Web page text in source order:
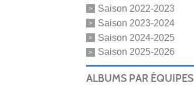
Saison 2022-2023
Saison 2023-2024
Saison 2024-2025
Saison 2025-2026
ALBUMS PAR ÉQUIPES